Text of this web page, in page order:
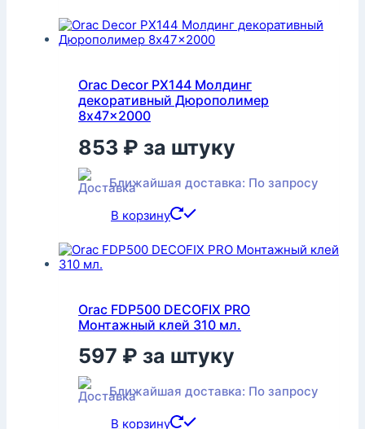
Orac Decor PX144 Молдинг
декоративный Дюрополимер
8x47x2000
853 ₽ за штуку
Ближайшая доставка: По запросу
В корзину
Orac FDP500 DECOFIX PRO
Монтажный клей 310 мл.
597 ₽ за штуку
Ближайшая доставка: По запросу
В корзину